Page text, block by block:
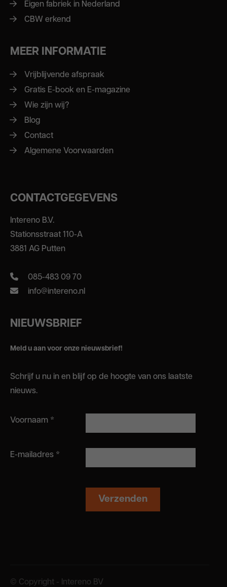
Eigen fabriek in Nederland
CBW erkend
MEER INFORMATIE
Vrijblijvende afspraak
Gratis E-book en E-magazine
Wie zijn wij?
Blog
Contact
Algemene Voorwaarden
CONTACTGEGEVENS
Intereno B.V.
Stationsstraat 110-A
3881 AG Putten
085-483 09 70
info@intereno.nl
NIEUWSBRIEF
Meld u aan voor onze nieuwsbrief!
Schrijf u nu in en blijf op de hoogte van ons laatste
nieuws.
Voornaam *
E-mailadres *
© Copyright - Intereno BV